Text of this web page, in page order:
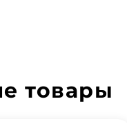
товары